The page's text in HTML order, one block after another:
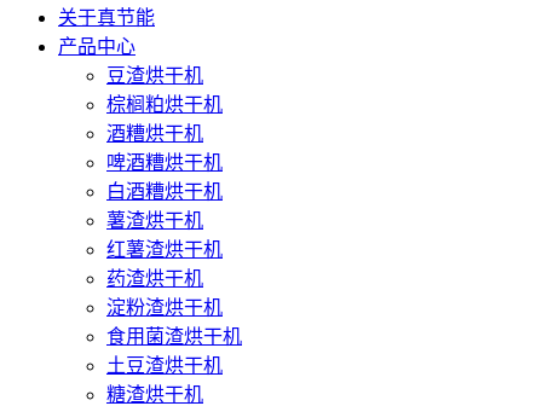
关于真节能
产品中心
豆渣烘干机
棕榈粕烘干机
酒糟烘干机
啤酒糟烘干机
白酒糟烘干机
薯渣烘干机
红薯渣烘干机
药渣烘干机
淀粉渣烘干机
食用菌渣烘干机
土豆渣烘干机
糖渣烘干机